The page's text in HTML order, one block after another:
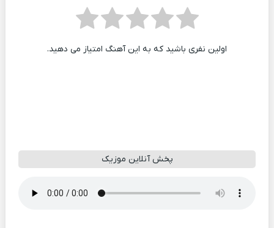
اولین نفری باشید که به این آهنگ امتیاز می دهید.
پخش آنلاین موزیک